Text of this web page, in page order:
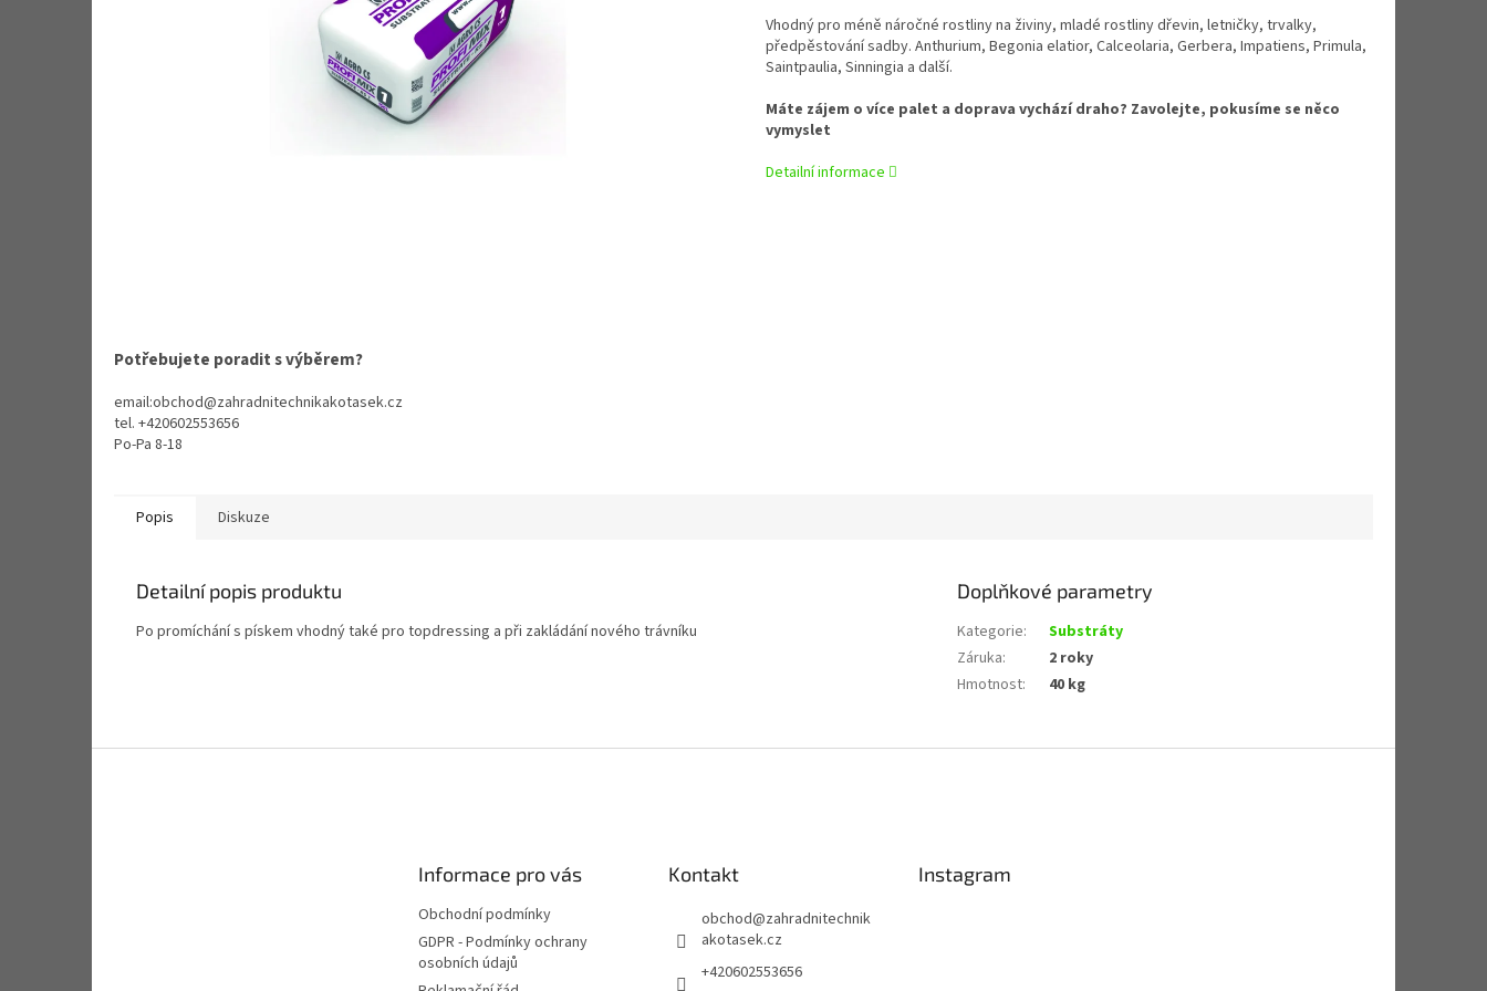
Vhodný pro méně náročné rostliny na živiny, mladé rostliny dřevin, letničky, trvalky,
předpěstování sadby. Anthurium, Begonia elatior, Calceolaria, Gerbera, Impatiens, Primula,
Saintpaulia, Sinningia a další.
Máte zájem o více palet a doprava vychází draho? Zavolejte, pokusíme se něco
vymyslet
Detailní informace
Potřebujete poradit s výběrem?
email:obchod@zahradnitechnikakotasek.cz
tel. +420602553656
Po-Pa 8-18
Popis Diskuze
Detailní popis produktu
Po promíchání s pískem vhodný také pro topdressing a při zakládání nového trávníku
Doplňkové parametry
Kategorie:
Substráty
Záruka:
2 roky
Hmotnost: 40 kg
Informace pro vás
Obchodní podmínky
GDPR - Podmínky ochrany
osobních údajů
Kontakt
obchod@zahradnitechnik
akotasek.cz
+420602553656
Instagram